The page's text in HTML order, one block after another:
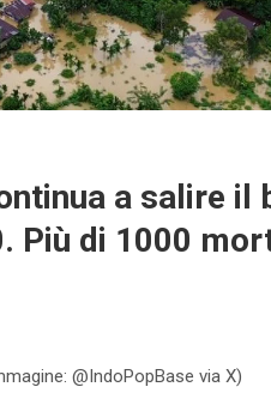
a salire il
Più di 1000